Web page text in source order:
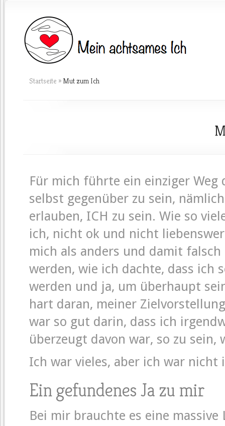
Startseite » Mut zum Ich
Für mich führte ein einziger Weg
selbst gegenüber zu sein,
erlauben, ICH zu sein. Wie so
ich, nicht ok und nicht
mich als anders und damit falsch
werden, wie ich dachte, dass ich
werden und ja, um überhaupt
hart daran, meiner
war so gut darin, dass ich
überzeugt davon war, so zu sein,
Ich war vieles, aber ich war nicht
Ein gefundenes Ja zu mir
Bei mir brauchte es eine